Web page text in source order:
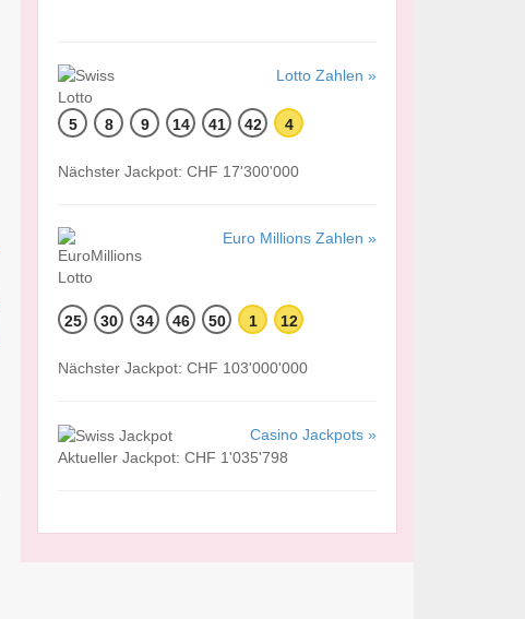
Lotto Zahlen »
5 8 9 14 41 42 4
Nächster Jackpot: CHF 17'300'000
Euro Millions Zahlen »
25 30 34 46 50 1 12
Nächster Jackpot: CHF 103'000'000
Casino Jackpots »
Aktueller Jackpot: CHF 1'035'798